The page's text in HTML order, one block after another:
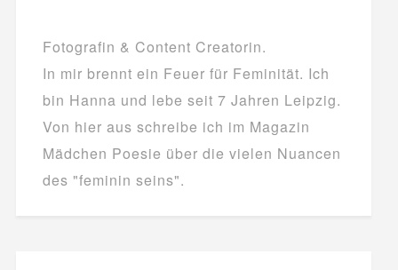
Fotografin & Content Creatorin.
In mir brennt ein Feuer für Feminität. Ich
bin Hanna und lebe seit 7 Jahren Leipzig.
Von hier aus schreibe ich im Magazin
Mädchen Poesie über die vielen Nuancen
des "feminin seins".